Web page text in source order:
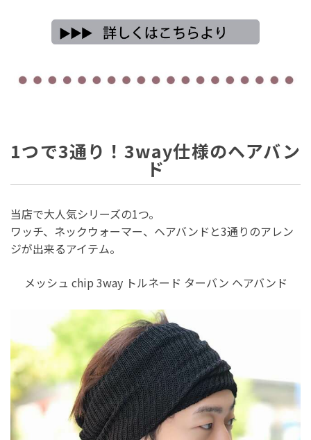
1つで3通り！3way仕様のヘアバン
ド
当店で大人気シリーズの1つ。
ワッチ、ネックウォーマー、ヘアバンドと3通りのアレン
ジが出来るアイテム。
メッシュ chip 3way トルネード ターバン ヘアバンド